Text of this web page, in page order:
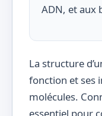
ADN, et aux
La structure
fonction et ses
molécules.